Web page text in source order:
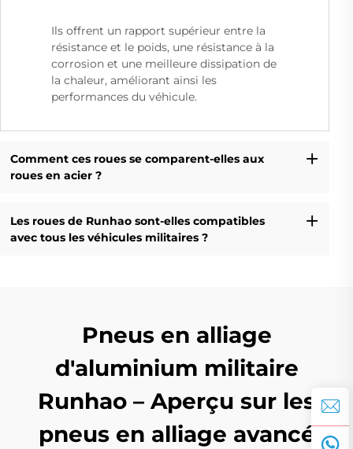
Ils offrent un rapport supérieur entre la
résistance et le poids, une résistance à la
corrosion et une meilleure dissipation de
la chaleur, améliorant ainsi les
performances du véhicule.
Comment ces roues se comparent-elles aux
roues en acier ?
Les roues de Runhao sont-elles compatibles
avec tous les véhicules militaires ?
Pneus en alliage
d'aluminium militaire
Runhao – Aperçu sur les
pneus en alliage avancé